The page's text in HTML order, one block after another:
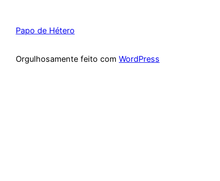
Papo de Hétero
Orgulhosamente feito com WordPress